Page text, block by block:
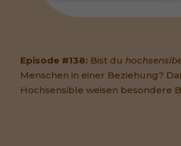
Episode #138: Bist du
Menschen in einer Beziehung?
Hochsensible weisen besondere